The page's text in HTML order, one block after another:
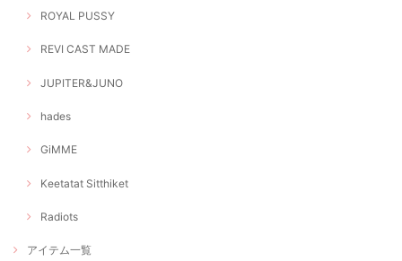
ROYAL PUSSY
REVI CAST MADE
JUPITER&JUNO
hades
GiMME
Keetatat Sitthiket
Radiots
アイテム一覧